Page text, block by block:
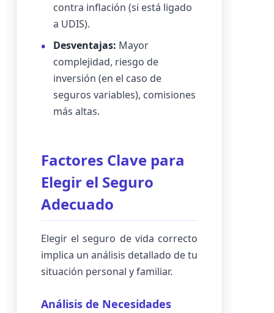
contra inflación (si está ligado
a UDIS).
Desventajas: Mayor
complejidad, riesgo de
inversión (en el caso de
seguros variables), comisiones
más altas.
Factores Clave para
Elegir el Seguro
Adecuado
Elegir el seguro de vida correcto
implica un análisis detallado de tu
situación personal y familiar.
Análisis de Necesidades